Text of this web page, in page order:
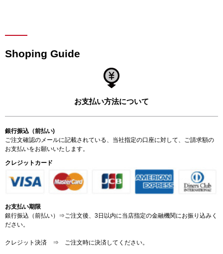
Shoping Guide
お支払い方法について
銀行振込（前払い)
ご注文確認のメールに記載されている、当社指定の口座に対して、ご請求額の
お支払いをお願いいたします。
クレジットカード
お支払い期限
銀行振込（前払い）⇒ご注文後、3日以内に当店指定の金融機関にお振り込みく
ださい。
クレジット決済 ⇒ ご注文時に決済してください。